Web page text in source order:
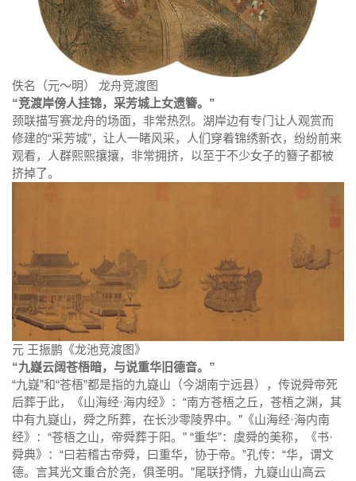
佚名（元～明） 龙舟竞渡图
“竞渡岸傍人挂锦，采芳城上女遗簪。”
颈联描写赛龙舟的场面，非常热烈。湖岸边有专门让人观赏而
修建的“采芳城”，让人一睹风采，人们穿着锦绣新衣，纷纷前来
观看，人群熙熙攘攘，非常拥挤，以至于不少女子的簪子都被
挤掉了。
元 王振鹏《龙池竞渡图》
“九嶷云阔苍梧暗，与说重华旧德音。”
“九嶷”和“苍梧”都是指的九嶷山（今湖南宁远县），传说舜帝死
后葬于此，《山海经·海内经》：“南方苍梧之丘，苍梧之渊，其
中有九嶷山，舜之所葬，在长沙零陵界中。”《山海经·海内南
经》：“苍梧之山，帝舜葬于阳。” “重华”：虞舜的美称，《书·
舜典》：“曰若稽古帝舜，曰重华，协于帝。”孔传：“华，谓文
德。言其光文重合於尧，俱圣明。”尾联抒情，九嶷山山高云